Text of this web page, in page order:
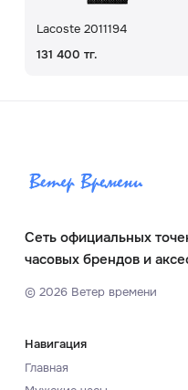
Lacoste 2011194
131 400 тг.
Сеть официальных
часовых брендов и
© 2026Ветер времени
Навигация
Главная